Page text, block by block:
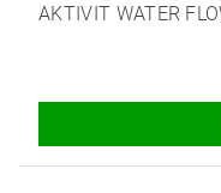
AKTIVIT WATER